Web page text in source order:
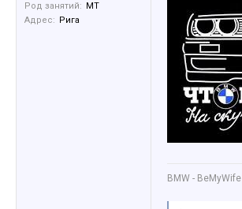
Род занятий: MT
Адрес: Рига
BMW - BeMyWife